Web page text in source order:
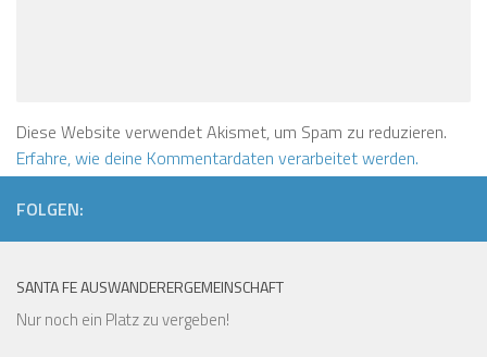
Diese Website verwendet Akismet, um Spam zu reduzieren.
Erfahre, wie deine Kommentardaten verarbeitet werden.
FOLGEN:
SANTA FE AUSWANDERERGEMEINSCHAFT
Nur noch ein Platz zu vergeben!